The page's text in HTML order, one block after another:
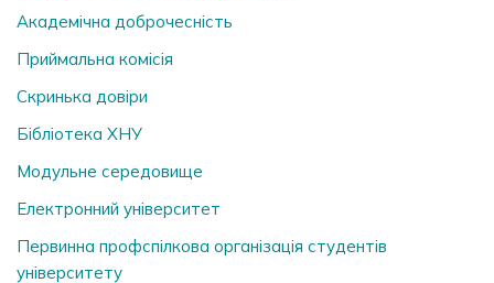
Академічна доброчесність
Приймальна комісія
Скринька довiри
Бібліотека ХНУ
Модульне середовище
Електронний університет
Первинна профспілкова організація студентів
університету